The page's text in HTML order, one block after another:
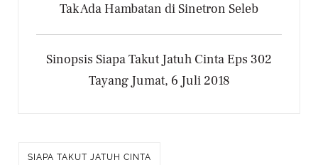
Tak Ada Hambatan di Sinetron Seleb
Sinopsis Siapa Takut Jatuh Cinta Eps 302
Tayang Jumat, 6 Juli 2018
SIAPA TAKUT JATUH CINTA